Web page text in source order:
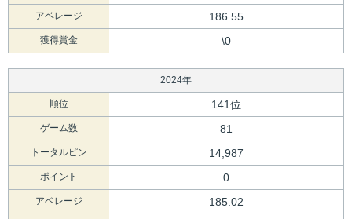
アベレージ 186.55
獲得賞金 \0
2024年
順位 141位
ゲーム数 81
トータルピン 14,987
ポイント 0
アベレージ 185.02